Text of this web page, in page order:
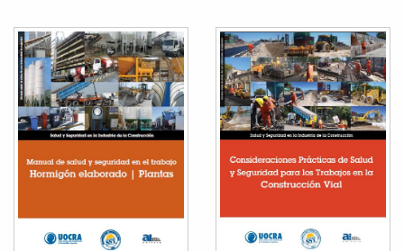
hormigón pretensado.
Asimismo, la utilización de
las piezas en la industria
de la construcción,
destacando las ventajas
de su uso para solucionar
diferentes situaciones
También veremos una
evaluación del impacto en
actividad de la
construcción. En este
sentido, se analizan las
diferentes dimensiones
sociales, laborales y
culturales que abarca el
concepto de género, con
del encuadre normativo a
nivel nacional e